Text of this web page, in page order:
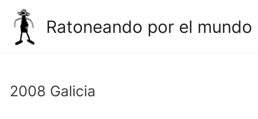
contenido
Ratoneando por el mundo
2008 Galicia